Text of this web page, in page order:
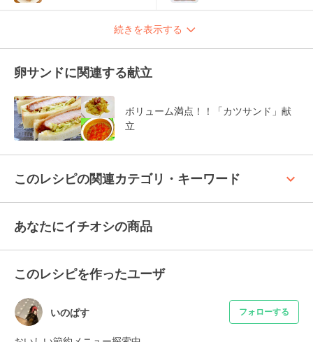
続きを表示する
卵サンドに関連する献立
ボリューム満点！！「カツサンド」献
立
このレシピの関連カテゴリ・キーワード keyboard_arrow_up
あなたにイチオシの商品
このレシピを作ったユーザ
いのぱす フォローする